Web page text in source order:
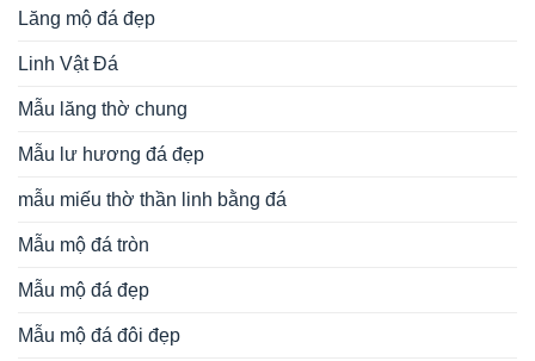
Lăng mộ đá đẹp
Linh Vật Đá
Mẫu lăng thờ chung
Mẫu lư hương đá đẹp
mẫu miếu thờ thần linh bằng đá
Mẫu mộ đá tròn
Mẫu mộ đá đẹp
Mẫu mộ đá đôi đẹp